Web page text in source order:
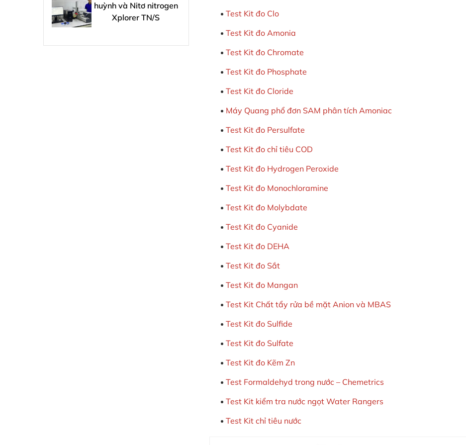
huỳnh và Nitơ nitrogen
Xplorer TN/S
Test Kit đo Clo
Test Kit đo Amonia
Test Kit đo Chromate
Test Kit đo Phosphate
Test Kit đo Cloride
Máy Quang phổ đơn SAM phân tích Amoniac
Test Kit đo Persulfate
Test Kit đo chỉ tiêu COD
Test Kit đo Hydrogen Peroxide
Test Kit đo Monochloramine
Test Kit đo Molybdate
Test Kit đo Cyanide
Test Kit đo DEHA
Test Kit đo Sắt
Test Kit đo Mangan
Test Kit Chất tẩy rửa bề mặt Anion và MBAS
Test Kit đo Sulfide
Test Kit đo Sulfate
Test Kit đo Kẽm Zn
Test Formaldehyd trong nước – Chemetrics
Test Kit kiểm tra nước ngọt Water Rangers
Test Kit chỉ tiêu nước